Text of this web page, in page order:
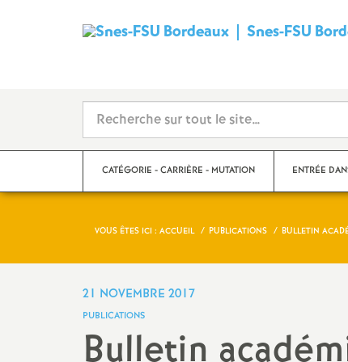
Snes-FSU
CATÉGORIE - CARRIÈRE - MUTATION
Mutations
Catégories
ENTRÉE
VOUS ÊTES ICI : ACCUEIL PUBLICATIONS BULLETIN
21 NOVEMBRE 2017
PUBLICATIONS
Bulletin